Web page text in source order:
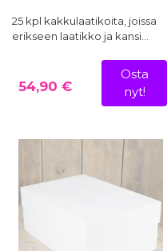
25 kpl kakkulaatikoita, joissa
erikseen laatikko ja kansi…
54,90 €
Osta
nyt!